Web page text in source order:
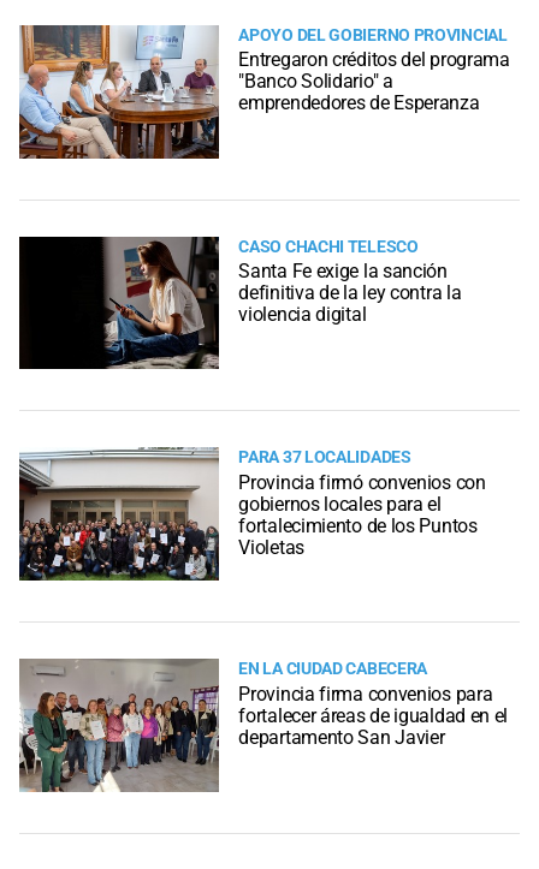
APOYO DEL GOBIERNO PROVINCIAL
Entregaron créditos del programa
"Banco Solidario" a
emprendedores de Esperanza
CASO CHACHI TELESCO
Santa Fe exige la sanción
definitiva de la ley contra la
violencia digital
PARA 37 LOCALIDADES
Provincia firmó convenios con
gobiernos locales para el
fortalecimiento de los Puntos
Violetas
EN LA CIUDAD CABECERA
Provincia firma convenios para
fortalecer áreas de igualdad en el
departamento San Javier